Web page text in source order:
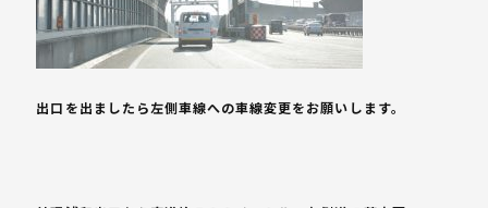
出口を出ましたら左側車線への車線変更をお願いします。